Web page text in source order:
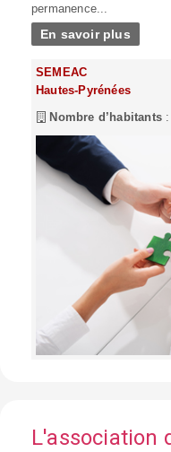
permanence...
En savoir plus
SEMEAC
Hautes-Pyrénées
Nombre d’habitants
L'association